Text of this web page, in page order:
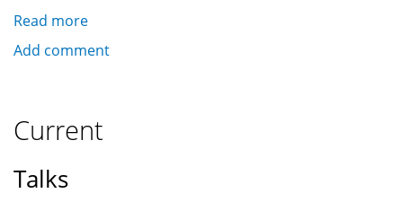
Read more
سيطرة
الجهات
Add comment
Current
Talks